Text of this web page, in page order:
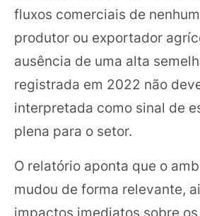
fluxos comerciais de
produtor ou exportador
ausência de uma alta
registrada em 2022 não
interpretada como sinal de
plena para o setor.
O relatório aponta que o
mudou de forma relevante,
impactos imediatos sobre